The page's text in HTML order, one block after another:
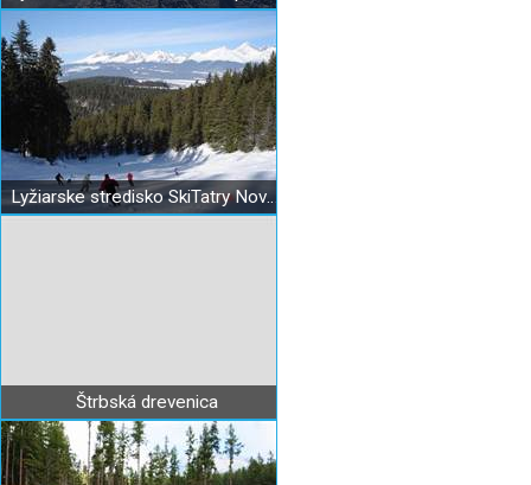
Lyžiarske stredisko SkiTatry Nová Lopušná dolina
Štrbská drevenica